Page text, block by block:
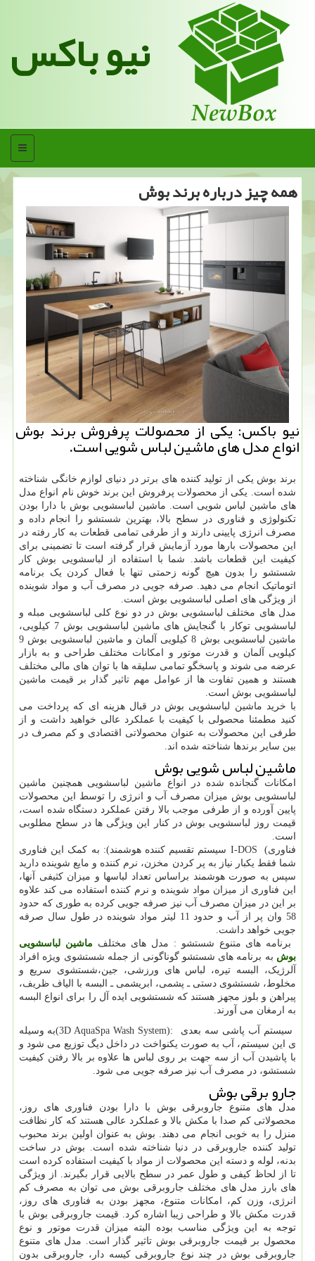
نیو باکس
منو
همه چیز درباره برند بوش
نیو باكس: یكی از محصولات پرفروش برند بوش
انواع مدل های ماشین لباس شویی است.
برند بوش یکی از تولید کننده های برتر در دنیای لوازم خانگی شناخته
شده است. یکی از محصولات پرفروش این برند خوش نام انواع مدل
های ماشین لباس شویی است. ماشین لباسشویی بوش با دارا بودن
تکنولوژی و فناوری در سطح بالا، بهترین شستشو را انجام داده و
مصرف انرژی پایینی دارند و از طرفی تمامی قطعات به کار رفته در
این محصولات بارها مورد آزمایش قرار گرفته است تا تضمینی برای
کیفیت این قطعات باشد. شما با استفاده از لباسشویی بوش کار
شستشو را بدون هیچ گونه زحمتی تنها با فعال کردن یک برنامه
اتوماتیک انجام می دهید. صرفه جویی در مصرف آب و مواد شوینده
از ویژگی های اصلی لباسشویی بوش است.
مدل های مختلف لباسشویی بوش در دو نوع کلی لباسشویی مبله و
لباسشویی توکار با گنجایش های ماشین لباسشویی بوش 7 کیلویی،
ماشین لباسشویی بوش 8 کیلویی آلمان و ماشین لباسشویی بوش 9
کیلویی آلمان و قدرت موتور و امکانات مختلف طراحی و به بازار
عرضه می شوند و پاسخگو تمامی سلیقه ها با توان های مالی مختلف
هستند و همین تفاوت ها از عوامل مهم تاثیر گذار بر قیمت ماشین
لباسشویی بوش است.
با خرید ماشین لباسشویی بوش در قبال هزینه ای که پرداخت می
کنید مطمئنا محصولی با کیفیت با عملکرد عالی خواهید داشت و از
طرفی این محصولات به عنوان محصولاتی اقتصادی و کم مصرف در
بین سایر برندها شناخته شده اند.
ماشین لباس شویی بوش
امکانات گنجانده شده در انواع ماشین لباسشویی همچنین ماشین
لباسشویی بوش میزان مصرف آب و انرژی را توسط این محصولات
پایین آورده و از طرفی موجب بالا رفتن عملکرد دستگاه شده است،
قیمت روز لباسشویی بوش در کنار این ویژگی ها در سطح مطلوبی
است.
فناوریI-DOS ( سیستم تقسیم کننده هوشمند): به کمک این فناوری
شما فقط یکبار نیاز به پر کردن مخزن، نرم کننده و مایع شوینده دارید
سپس به صورت هوشمند براساس تعداد لباسها و میزان کثیفی آنها،
این فناوری از میزان مواد شوینده و نرم کننده استفاده می کند علاوه
بر این در میزان مصرف آب نیز صرفه جویی کرده به طوری که حدود
58 وان پر از آب و حدود 11 لیتر مواد شوینده در طول سال صرفه
جویی خواهد داشت.
برنامه های متنوع شستشو : مدل های مختلف ماشین لباسشویی
بوش به برنامه های شستشو گوناگونی از جمله شستشوی ویژه افراد
آلرژیک، البسه تیره، لباس های ورزشی، جین،شستشوی سریع و
مخلوط، شستشوی دستی ـ پشمی، ابریشمی ـ البسه با الیاف ظریف،
پیراهن و بلوز مجهز هستند که شستشویی ایده آل را برای انواع البسه
به ارمغان می آورند.
سیستم آب پاشی سه بعدی
(3D AquaSpa Wash System):به وسیله
ی این سیستم، آب به صورت یکنواخت در داخل دیگ توزیع می شود و
با پاشیدن آب از سه جهت بر روی لباس ها علاوه بر بالا رفتن کیفیت
شستشو، در مصرف آب نیز صرفه جویی می شود.
جارو برقی بوش
مدل های متنوع جاروبرقی بوش با دارا بودن فناوری های روز،
محصولاتی کم صدا با مکش بالا و عملکرد عالی هستند که کار نظافت
منزل را به خوبی انجام می دهند. بوش به عنوان اولین برند محبوب
تولید کننده جاروبرقی در دنیا شناخته شده است. بوش در ساخت
بدنه، لوله و دسته این محصولات از مواد با کیفیت استفاده کرده است
تا از لحاظ کیفی و طول عمر در سطح بالایی قرار بگیرند. از ویژگی
های بارز مدل های مختلف جاروبرقی بوش می توان به مصرف کم
انرژی، وزن کم، امکانات متنوع، مجهز بودن به فناوری های روز،
قدرت مکش بالا و طراحی زیبا اشاره کرد. قیمت جاروبرقی بوش با
توجه به این ویژگی مناسب بوده البته میزان قدرت موتور و نوع
محصول بر قیمت جاروبرقی بوش تاثیر گذار است. مدل های متنوع
جاروبرقی بوش در چند نوع جاروبرقی کیسه دار، جاروبرقی بدون